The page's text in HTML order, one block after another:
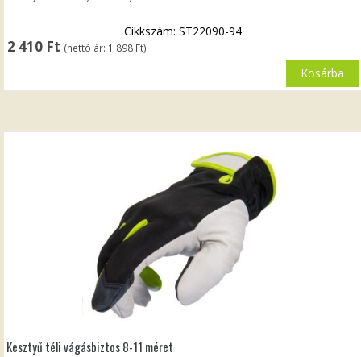
2 410 Ft (nettó ár: 1 898 Ft)
Cikkszám: ST22090-94
Kosárba
Kesztyű téli vágásbiztos 8-11 méret